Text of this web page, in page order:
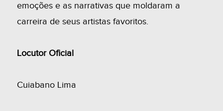
emoções e as narrativas que moldaram a
carreira de seus artistas favoritos.
Locutor Oficial
Cuiabano Lima